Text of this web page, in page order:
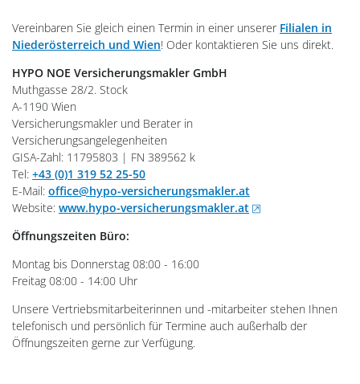
Vereinbaren Sie gleich einen Termin in einer unserer Filialen in
Niederösterreich und Wien! Oder kontaktieren Sie uns direkt.
HYPO NOE Versicherungsmakler GmbH
Muthgasse 28/2. Stock
A-1190 Wien
Versicherungsmakler und Berater in
Versicherungsangelegenheiten
GISA-Zahl: 11795803 | FN 389562 k
Tel: +43 (0)1 319 52 25-50
E-Mail: office@hypo-versicherungsmakler.at
Website: www.hypo-versicherungsmakler.at , öffnet neues
Öffnungszeiten Büro:
Montag bis Donnerstag 08:00 - 16:00
Freitag 08:00 - 14:00 Uhr
Unsere Vertriebsmitarbeiterinnen und -mitarbeiter stehen Ihnen
telefonisch und persönlich für Termine auch außerhalb der
Öffnungszeiten gerne zur Verfügung.